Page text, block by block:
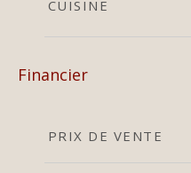
CUISINE
Financier
PRIX DE VENTE